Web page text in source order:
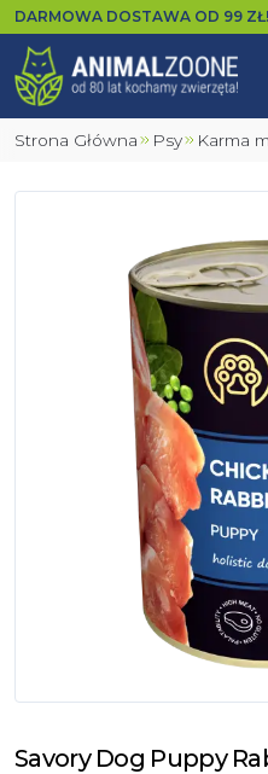
DARMOWA DOSTAWA OD 99
Strona Główna Psy Karma
Savory Dog Puppy